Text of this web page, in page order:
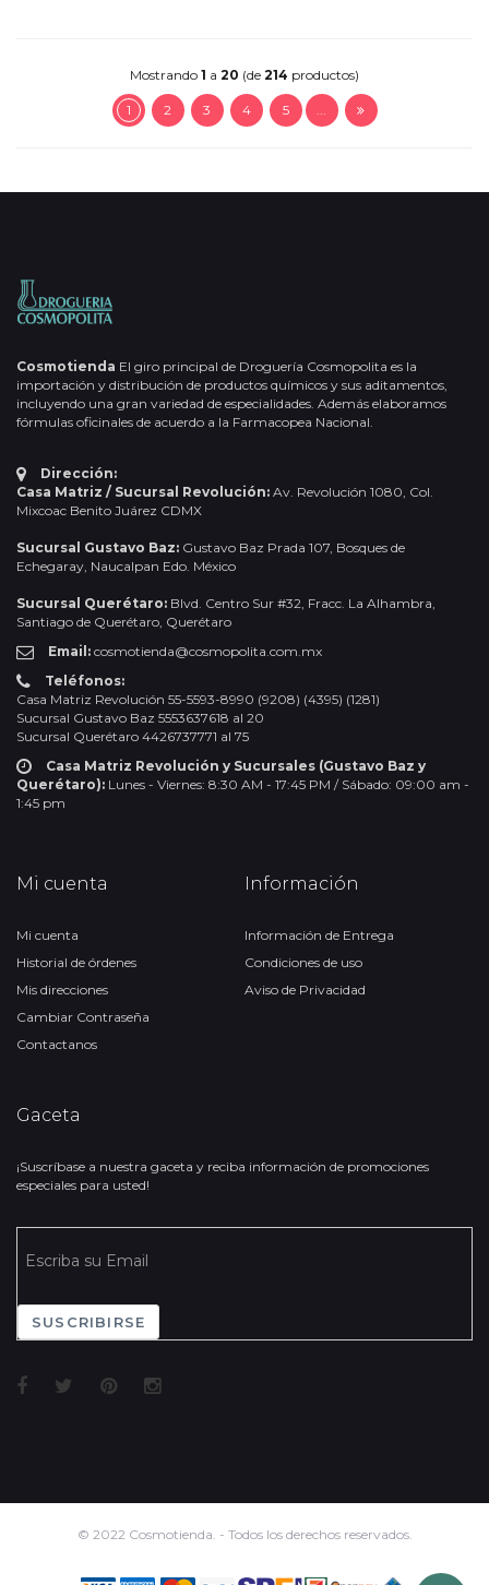
Mostrando 1 a 20 (de 214 productos)
1 2 3 4 5 ...
Cosmotienda El giro principal de Droguería Cosmopolita es la
importación y distribución de productos químicos y sus aditamentos,
incluyendo una gran variedad de especialidades. Además elaboramos
fórmulas oficinales de acuerdo a la Farmacopea Nacional.
Dirección:
Casa Matriz / Sucursal Revolución: Av. Revolución 1080, Col.
Mixcoac Benito Juárez CDMX
Sucursal Gustavo Baz: Gustavo Baz Prada 107, Bosques de
Echegaray, Naucalpan Edo. México
Sucursal Querétaro: Blvd. Centro Sur #32, Fracc. La Alhambra,
Santiago de Querétaro, Querétaro
Email: cosmotienda@cosmopolita.com.mx
Teléfonos:
Casa Matriz Revolución 55-5593-8990 (9208) (4395) (1281)
Sucursal Gustavo Baz 5553637618 al 20
Sucursal Querétaro 4426737771 al 75
Casa Matriz Revolución y Sucursales (Gustavo Baz y
Querétaro): Lunes - Viernes: 8:30 AM - 17:45 PM / Sábado: 09:00 am -
1:45 pm
Mi cuenta
Mi cuenta
Historial de órdenes
Mis direcciones
Cambiar Contraseña
Contactanos
Información
Información de Entrega
Condiciones de uso
Aviso de Privacidad
Gaceta
¡Suscríbase a nuestra gaceta y reciba información de promociones
especiales para usted!
SUSCRIBIRSE
© 2022 Cosmotienda. - Todos los derechos reservados.